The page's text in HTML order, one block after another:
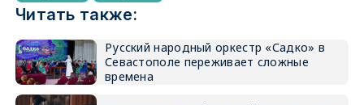
Читать также:
Русский народный оркестр «Садко» в
Севастополе переживает сложные
времена